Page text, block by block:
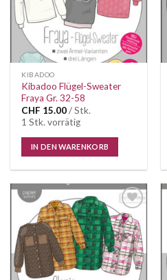
KIBADOO
Kibadoo Flügel-Sweater
Fraya Gr. 32-58
CHF 15.00/ Stk.
1 Stk. vorrätig
IN DEN WARENKORB
Auf die
Wunschliste